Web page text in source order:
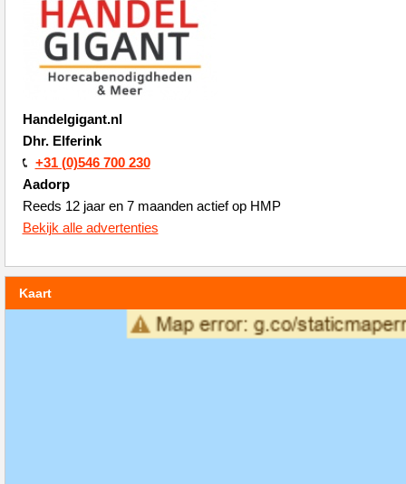
Handelgigant.nl
Dhr. Elferink
+31 (0)546 700 230
Aadorp
Reeds 12 jaar en 7 maanden actief op HMP
Bekijk alle advertenties
Kaart